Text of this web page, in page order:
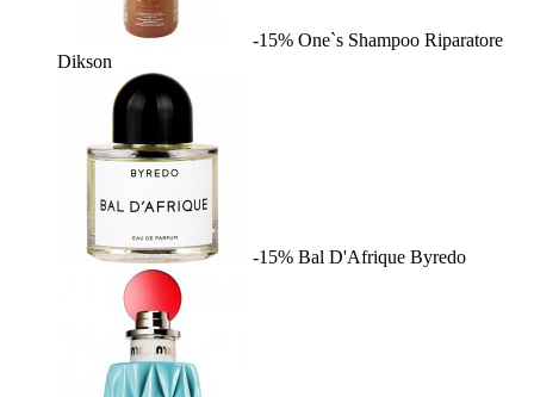
-15% One`s Shampoo Riparatore
Dikson
-15% Bal D'Afrique Byredo